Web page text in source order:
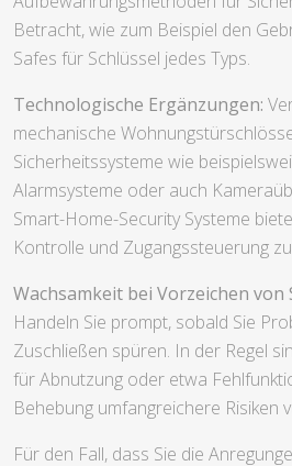
Betracht, wie zum Beispiel den
Safes für Schlüssel jedes Typs.
Technologische Ergänzungen:
mechanische
Sicherheitssysteme wie
Alarmsysteme oder auch
Smart-Home-Security Systeme
Kontrolle und Zugangssteuerung
Wachsamkeit bei Vorzeichen von
Handeln Sie prompt, sobald Sie
Zuschließen spüren. In der Regel
für Abnutzung oder etwa
Behebung umfangreichere Risiken
Für den Fall, dass Sie die